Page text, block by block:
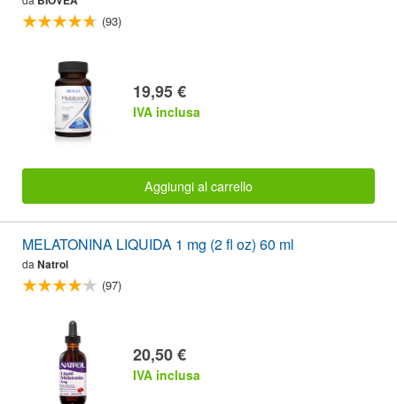
(93)
19,95 €
IVA inclusa
Aggiungi al carrello
MELATONINA LIQUIDA 1 mg (2 fl oz) 60 ml
da Natrol
(97)
20,50 €
IVA inclusa